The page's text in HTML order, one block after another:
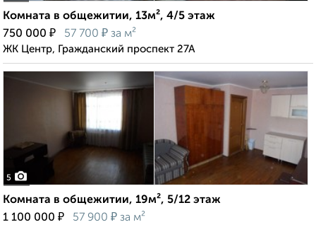
Комната в общежитии, 13м², 4/5 этаж
750 000 ₽ 57 700 ₽ за м²
ЖК Центр, Гражданский проспект 27А
5
Комната в общежитии, 19м², 5/12 этаж
1 100 000 ₽ 57 900 ₽ за м²